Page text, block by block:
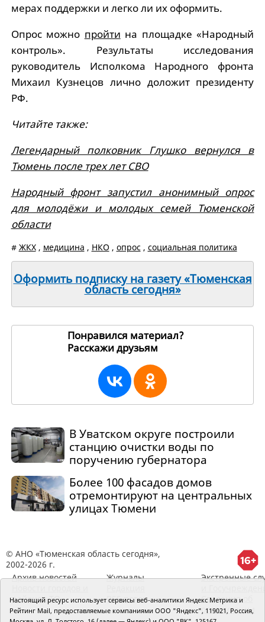
мерах поддержки и легко ли их оформить.
Опрос можно пройти на площадке «Народный
контроль». Результаты исследования
руководитель Исполкома Народного фронта
Михаил Кузнецов лично доложит президенту
РФ.
Читайте также:
Легендарный полковник Глушко вернулся в
Тюмень после трех лет СВО
Народный фронт запустил анонимный опрос
для молодёжи и молодых семей Тюменской
области
# ЖКХ, медицина , НКО , опрос , социальная политика
Оформить подписку на газету «Тюменская
область сегодня»
Понравился материал?
Расскажи друзьям
В Уватском округе построили
станцию очистки воды по
поручению губернатора
Более 100 фасадов домов
отремонтируют на центральных
улицах Тюмени
© АНО «Тюменская область сегодня»,
2002-2026 г.
Архив новостей
районов ТО
Журналы
RSS поток
Экстренные
Сведения об
организации
Настоящий ресурс использует сервисы веб-аналитики Яндекс Метрика и
Рейтинг Mail, предоставляемые компаниями ООО "Яндекс", 119021, Россия,